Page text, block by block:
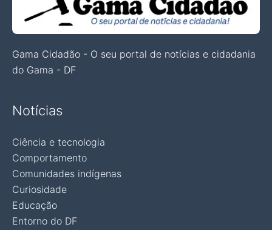
Gama Cidadão - O seu portal de notícias e cidadania
do Gama - DF
Notícias
Ciência e tecnologia
Comportamento
Comunidades indígenas
Curiosidade
Educação
Entorno do DF